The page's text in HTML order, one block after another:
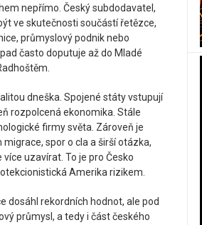
nepřímo. Český subdodavatel,
ve skutečnosti součástí řetězce,
průmyslový podnik nebo
často doputuje až do Mladé
dneška. Spojené státy vstupují
rozpolcená ekonomika. Stále
firmy světa. Zároveň je
spor o cla a širší otázka,
uzavírat. To je pro Česko
Amerika rizikem.
dosáhl rekordních hodnot, ale pod
průmysl, a tedy i část českého